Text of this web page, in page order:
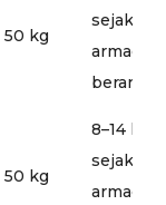
50 kg
sejak
armada
50 kg
8–14 hari
sejak
armada